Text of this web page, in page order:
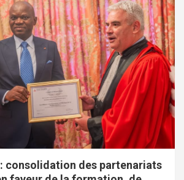
consolidation des partenariats